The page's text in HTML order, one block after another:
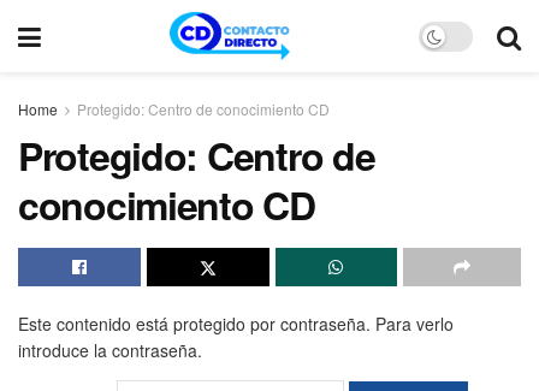
Home Protegido: Centro de conocimiento CD
Protegido: Centro de
conocimiento CD
Este contenido está protegido por contraseña. Para verlo
introduce la contraseña.